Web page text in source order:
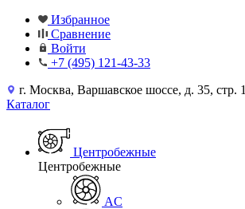
Избранное
Сравнение
Войти
+7 (495) 121-43-33
г. Москва, Варшавское шоссе, д. 35, стр. 1
Каталог
Центробежные
Центробежные
AC